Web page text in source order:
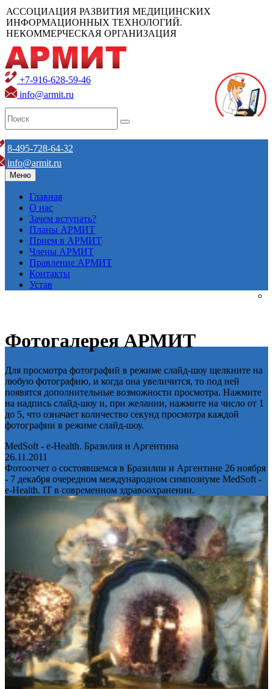
АССОЦИАЦИЯ РАЗВИТИЯ МЕДИЦИНСКИХ
ИНФОРМАЦИОННЫХ ТЕХНОЛОГИЙ.
НЕКОММЕРЧЕСКАЯ ОРГАНИЗАЦИЯ
+7-916-628-59-46
info@armit.ru
8-495-728-64-32
info@armit.ru
Меню
Главная
О нас
Зачем вступать?
Планы АРМИТ
Прием в АРМИТ
Члены АРМИТ
Правление АРМИТ
Контакты
Устав
Фотогалерея АРМИТ
Для просмотра фотографий в режиме слайд-шоу щелкните на
любую фотографию, и когда она увеличится, то под ней
появятся дополнительные возможности просмотра. Нажмите
на надпись слайд-шоу и, при желании, нажмите на число от 1
до 5, что означает количество секунд просмотра каждой
фотографии в режиме слайд-шоу.
MedSoft - e-Health. Бразилия и Аргентина
26.11.2011
Фотоотчет о состоявшемся в Бразилии и Аргентине 26 ноября
- 7 декабря очередном международном симпозиуме MedSoft -
e-Health. IT в современном здравоохранении.